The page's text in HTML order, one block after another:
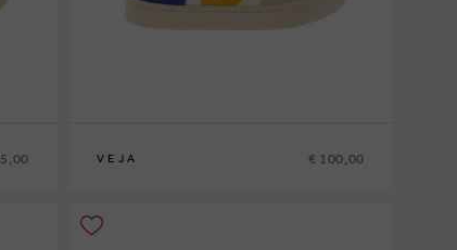
VEJA € 100,00